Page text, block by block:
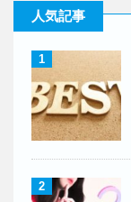
人気記事
1
2